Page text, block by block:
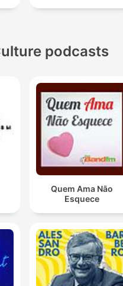
podcasts
Quem Ama Não
Esquece